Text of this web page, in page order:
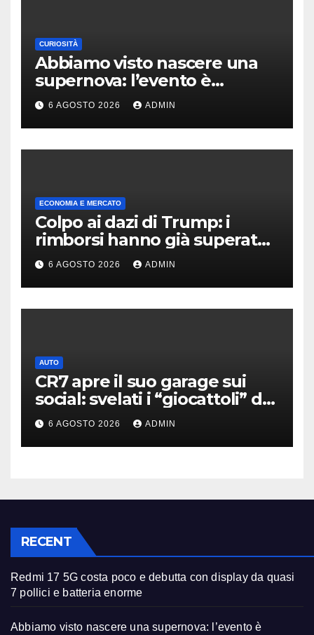
CURIOSITÀ
Abbiamo visto nascere una
supernova: l’evento è
rarissimo
6 AGOSTO 2026 ADMIN
ECONOMIA E MERCATO
Colpo ai dazi di Trump: i
rimborsi hanno già superato i
100 miliardi di dollari
6 AGOSTO 2026 ADMIN
AUTO
CR7 apre il suo garage sui
social: svelati i “giocattoli” da
oltre 40 milioni
6 AGOSTO 2026 ADMIN
RECENT
Redmi 17 5G costa poco e debutta con display da quasi
7 pollici e batteria enorme
Abbiamo visto nascere una supernova: l’evento è